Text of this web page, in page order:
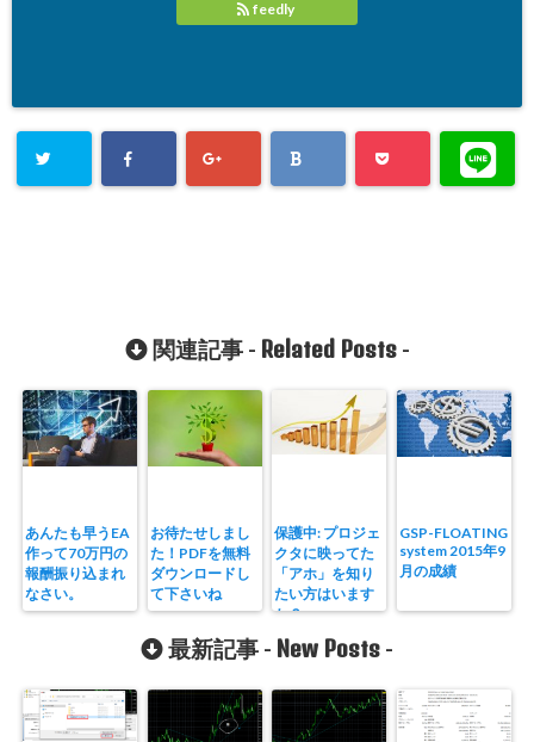
feedly
関連記事 - Related Posts-
あんたも早うEA
作って70万円の
報酬振り込まれ
なさい。
お待たせしまし
た！PDFを無料
ダウンロードし
て下さいね
保護中: プロジェ
クタに映ってた
「アホ」を知り
たい方はいます
か？
GSP-FLOATING
system 2015年9
月の成績
最新記事 - New Posts -